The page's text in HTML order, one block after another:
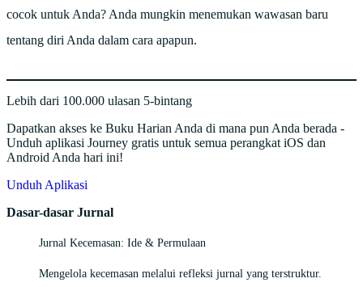
cocok untuk Anda? Anda mungkin menemukan wawasan baru
tentang diri Anda dalam cara apapun.
Lebih dari 100.000 ulasan 5-bintang
Dapatkan akses ke Buku Harian Anda di mana pun Anda berada -
Unduh aplikasi Journey gratis untuk semua perangkat iOS dan
Android Anda hari ini!
Unduh Aplikasi
Dasar-dasar Jurnal
Jurnal Kecemasan: Ide & Permulaan
Mengelola kecemasan melalui refleksi jurnal yang terstruktur.